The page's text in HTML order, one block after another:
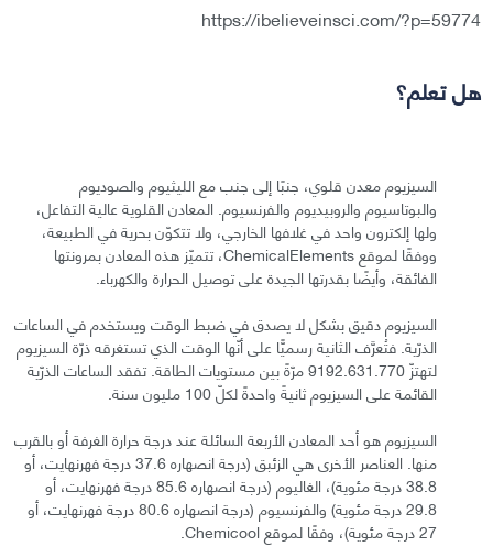
https://ibelieveinsci.com/?p=59774
هل تعلم؟
السيزيوم معدن قلوي، جنبًا إلى جنب مع الليثيوم والصوديوم
والبوتاسيوم والروبيديوم والفرنسيوم. المعادن القلوية عالية التفاعل،
ولها إلكترون واحد في غلافها الخارجي، ولا تتكوّن بحرية في الطبيعة،
ووفقًا لموقع ChemicalElements، تتميّز هذه المعادن بمرونتها
الفائقة، وأيضًا بقدرتها الجيدة على توصيل الحرارة والكهرباء.
السيزيوم دقيق بشكل لا يصدق في ضبط الوقت ويستخدم في الساعات
الذرّية. فتُعرَّف الثانية رسميًّا على أنّها الوقت الذي تستغرقه ذرّة السيزيوم
لتهتزّ 9192.631.770 مرّةً بين مستويات الطاقة. تفقد الساعات الذرّية
القائمة على السيزيوم ثانيةً واحدةً لكلّ 100 مليون سنة.
السيزيوم هو أحد المعادن الأربعة السائلة عند درجة حرارة الغرفة أو بالقرب
منها. العناصر الأخرى هي الزئبق (درجة انصهاره 37.6 درجة فهرنهايت، أو
38.8 درجة مئوية)، الغاليوم (درجة انصهاره 85.6 درجة فهرنهايت، أو
29.8 درجة مئوية) والفرنسيوم (درجة انصهاره 80.6 درجة فهرنهايت، أو
27 درجة مئوية)، وفقًا لموقع Chemicool.